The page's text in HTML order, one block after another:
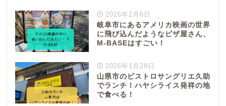
2026年2月6日
岐阜市にあるアメリカ映画の世界
に飛び込んだようなピザ屋さん、
M-BASEはすごい！
2026年1月28日
山県市のビストロサングリエ久助
でランチ！ハヤシライス発祥の地
で食べる！